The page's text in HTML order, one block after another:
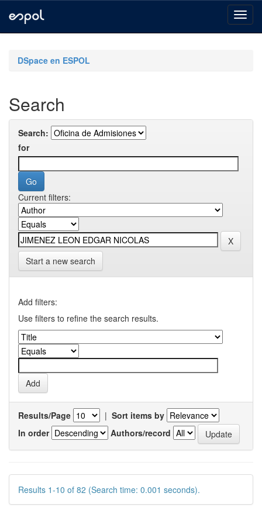
navigationDSpace en ESPOL
Search
Search:
for
Current filters:
Start a new search
Add filters:
Use filters to refine the search results.
Results/Page | Sort items by
In order
Authors/record
Results 1-10 of 82 (Search time: 0.001 seconds).